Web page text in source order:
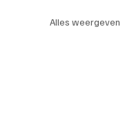
Alles weergeven